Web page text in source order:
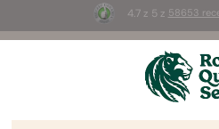
4.7 z 5 z 58653
Summer Sales:
na wybrane produkty